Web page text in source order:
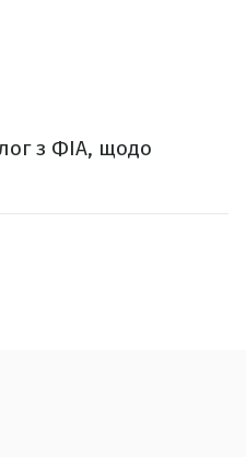
з ФІА, щодо